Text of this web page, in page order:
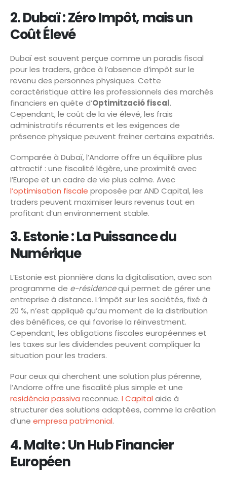
2. Dubaï : Zéro Impôt, mais un
Coût Élevé
Dubaï est souvent perçue comme un paradis fiscal
pour les traders, grâce à l’absence d’impôt sur le
revenu des personnes physiques. Cette
caractéristique attire les professionnels des marchés
financiers en quête d’Optimització fiscal.
Cependant, le coût de la vie élevé, les frais
administratifs récurrents et les exigences de
présence physique peuvent freiner certains expatriés.
Comparée à Dubaï, l’Andorre offre un équilibre plus
attractif : une fiscalité légère, une proximité avec
l’Europe et un cadre de vie plus calme. Avec
l’optimisation fiscale proposée par AND Capital, les
traders peuvent maximiser leurs revenus tout en
profitant d’un environnement stable.
3. Estonie : La Puissance du
Numérique
L’Estonie est pionnière dans la digitalisation, avec son
programme de e-résidencequi permet de gérer une
entreprise à distance. L’impôt sur les sociétés, fixé à
20 %, n’est appliqué qu’au moment de la distribution
des bénéfices, ce qui favorise la réinvestment.
Cependant, les obligations fiscales européennes et
les taxes sur les dividendes peuvent compliquer la
situation pour les traders.
Pour ceux qui cherchent une solution plus pérenne,
l’Andorre offre une fiscalité plus simple et une
residència passiva reconnue. I Capital aide à
structurer des solutions adaptées, comme la création
d’une empresa patrimonial.
4. Malte : Un Hub Financier
Européen